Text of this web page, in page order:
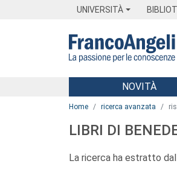
UNIVERSITÀ
Menu
NOVITÀ
Home ricerca avanzata
LIBRI DI
La ricerca ha estratto